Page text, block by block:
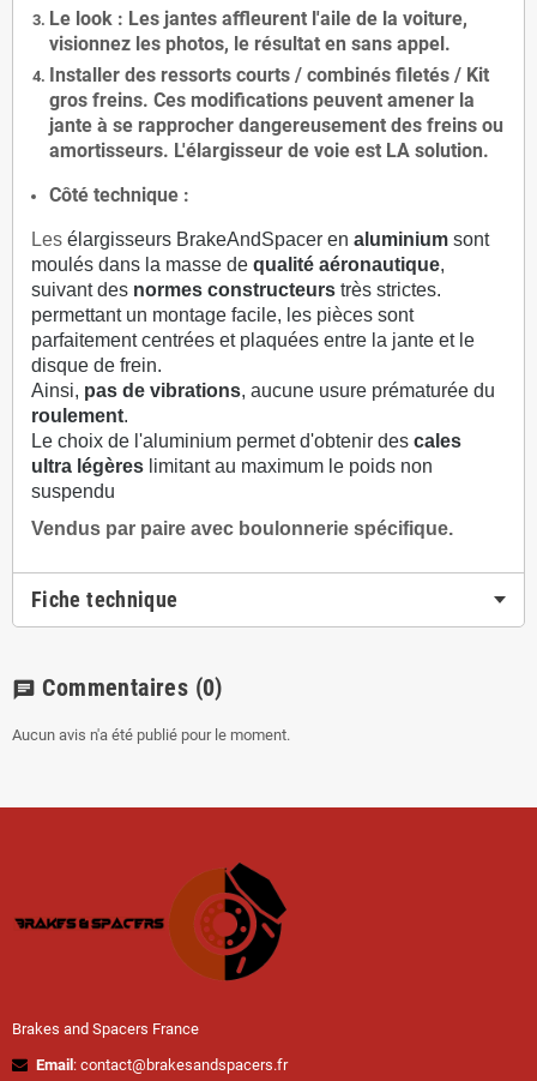
Le look : Les jantes affleurent l'aile de la voiture,
visionnez les photos, le résultat en sans appel.
Installer des ressorts courts / combinés filetés / Kit
gros freins. Ces modifications peuvent amener la
jante à se rapprocher dangereusement des freins ou
amortisseurs. L'élargisseur de voie est LA solution.
Côté technique :
Les élargisseurs BrakeAndSpacer en aluminium sont
moulés dans la masse de qualité aéronautique,
suivant des normes constructeurs très strictes.
permettant un montage facile, les pièces sont
parfaitement centrées et plaquées entre la jante et le
disque de frein.
Ainsi, pas de vibrations, aucune usure prématurée du
roulement.
Le choix de l'aluminium permet d'obtenir des cales
ultra légères limitant au maximum le poids non
suspendu
Vendus par paire avec boulonnerie spécifique.
Fiche technique
chat Commentaires (0)
Aucun avis n'a été publié pour le moment.
Brakes and Spacers France
Email : contact@brakesandspacers.fr